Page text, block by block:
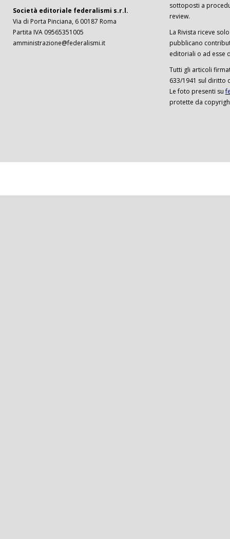
Società editoriale federalismi s.r.l.
Via di Porta Pinciana, 6 00187 Roma
Partita IVA 09565351005
amministrazione@federalismi.it
sottoposti a
review.
La Rivista riceve
pubblicano
editoriali o ad esse
Tutti gli articoli
633/1941 sul diritto
Le foto presenti su
protette da